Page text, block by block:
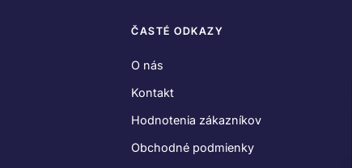
ČASTÉ ODKAZY
O nás
Kontakt
Hodnotenia zákazníkov
Obchodné podmienky